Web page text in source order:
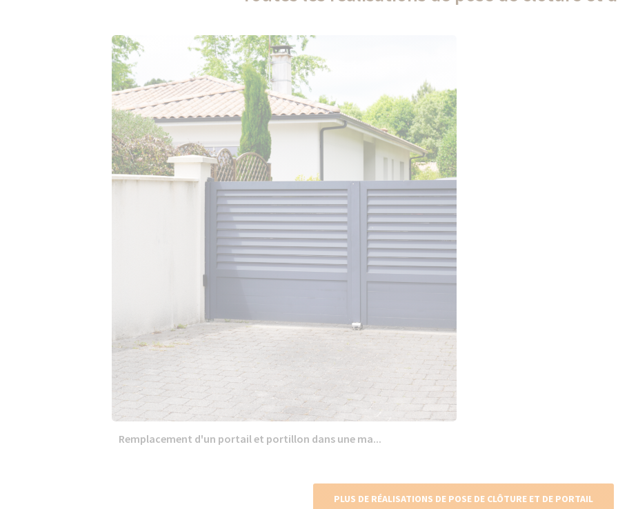
Remplacement d'un portail et portillon dans une ma...
PLUS DE RÉALISATIONS DE POSE DE CLÔTURE ET DE PORTAIL